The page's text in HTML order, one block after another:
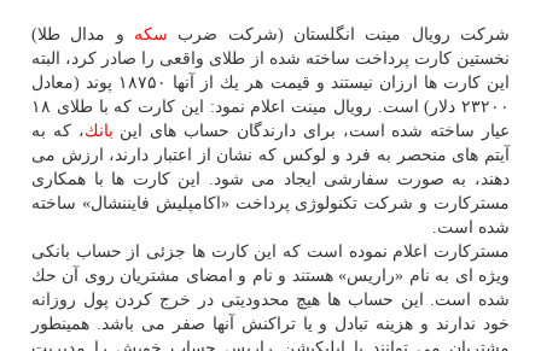
شركت رویال مینت انگلستان (شركت ضرب سكه و مدال طلا)
نخستین كارت پرداخت ساخته شده از طلای واقعی را صادر كرد، البته
این كارت ها ارزان نیستند و قیمت هر یك از آنها ۱۸۷۵۰ پوند (معادل
۲۳۲۰۰ دلار) است. رویال مینت اعلام نمود: این كارت كه با طلای ۱۸
عیار ساخته شده است، برای دارندگان حساب های این بانك، كه به
آیتم های منحصر به فرد و لوكس كه نشان از اعتبار دارند، ارزش می
دهند، به صورت سفارشی ایجاد می شود. این كارت ها با همكاری
مستركارت و شركت تكنولوژی پرداخت «اكامپلیش فایننشال» ساخته
شده است.
مستركارت اعلام نموده است كه این كارت ها جزئی از حساب بانكی
ویژه ای به نام «راریس» هستند و نام و امضای مشتریان روی آن حك
شده است. این حساب ها هیچ محدودیتی در خرج كردن پول روزانه
خود ندارند و هزینه تبادل و یا تراكنش آنها صفر می باشد. همینطور